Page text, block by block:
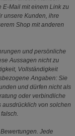
E-Mail mit einem Link zu
unsere Kunden, ihre
Shop mit anderen
und persönliche
Aussagen nicht zu
Vollständigkeit
Angaben: Sie
und dürfen nicht als
oder verbindliche
von solchen
Jede